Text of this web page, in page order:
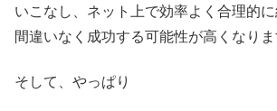
いこなし、ネット上で効率よく合理的
間違いなく成功する可能性が高くなりま
そして、やっぱり